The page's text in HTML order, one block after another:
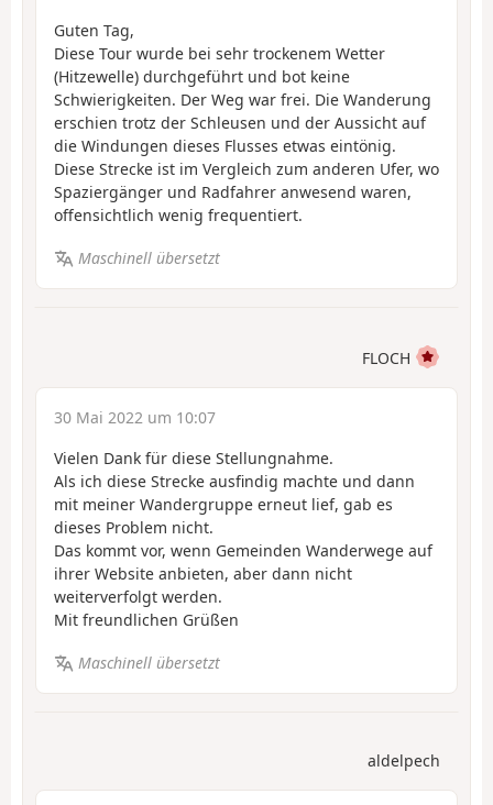
Guten Tag,
Diese Tour wurde bei sehr trockenem Wetter
(Hitzewelle) durchgeführt und bot keine
Schwierigkeiten. Der Weg war frei. Die Wanderung
erschien trotz der Schleusen und der Aussicht auf
die Windungen dieses Flusses etwas eintönig.
Diese Strecke ist im Vergleich zum anderen Ufer, wo
Spaziergänger und Radfahrer anwesend waren,
offensichtlich wenig frequentiert.
Maschinell übersetzt
FLOCH
30 Mai 2022 um 10:07
Vielen Dank für diese Stellungnahme.
Als ich diese Strecke ausfindig machte und dann
mit meiner Wandergruppe erneut lief, gab es
dieses Problem nicht.
Das kommt vor, wenn Gemeinden Wanderwege auf
ihrer Website anbieten, aber dann nicht
weiterverfolgt werden.
Mit freundlichen Grüßen
Maschinell übersetzt
aldelpech